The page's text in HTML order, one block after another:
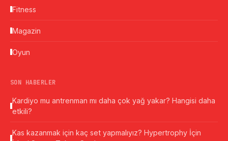
Fitness
Magazin
Oyun
SON HABERLER
Kardiyo mu antrenman mı daha çok yağ yakar? Hangisi daha
etkili?
Kas kazanmak için kaç set yapmalıyız? Hypertrophy İçin